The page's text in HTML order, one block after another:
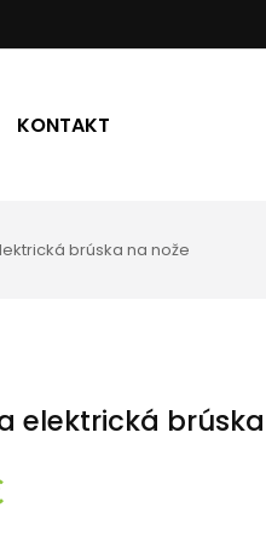
KONTAKT
brúska na nože
elektrická